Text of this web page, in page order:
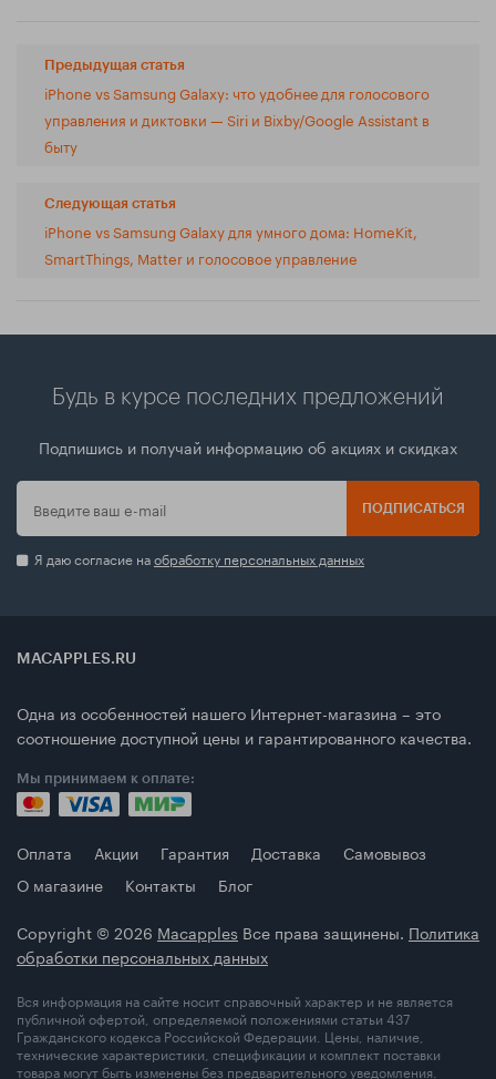
Предыдущая статья
iPhone vs Samsung Galaxy: что удобнее для голосового
управления и диктовки — Siri и Bixby/Google Assistant в
быту
Следующая статья
iPhone vs Samsung Galaxy для умного дома: HomeKit,
SmartThings, Matter и голосовое управление
Будь в курсе последних предложений
Подпишись и получай информацию об акциях и скидках
ПОДПИСАТЬСЯ
Я даю согласие наобработку персональных данных
MACAPPLES.RU
Одна из особенностей нашего Интернет-магазина – это
соотношение доступной цены и гарантированного качества.
Мы принимаем к оплате:
Оплата Акции Гарантия Доставка
Самовывоз
О магазине
Контакты
Блог
Copyright © 2026 Macapples Все права защинены. Политика
обработки персональных данных
Вся информация на сайте носит справочный характер и не является
публичной офертой, определяемой положениями статьи 437
Гражданского кодекса Российской Федерации. Цены, наличие,
технические характеристики, спецификации и комплект поставки
товара могут быть изменены без предварительного уведомления.